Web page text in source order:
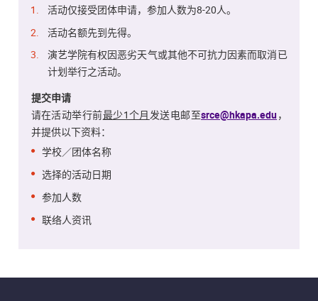
活动仅接受团体申请，参加人数为8-20人。
活动名额先到先得。
演艺学院有权因恶劣天气或其他不可抗力因素而取消已
计划举行之活动。
提交申请
请在活动举行前最少1个月发送电邮至srce@hkapa.edu，
并提供以下资料：
学校／团体名称
选择的活动日期
参加人数
联络人资讯